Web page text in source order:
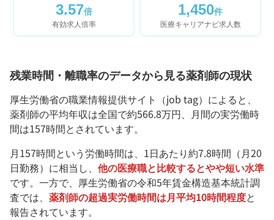
3.57倍
有効求人倍率
1,450件
医療キャリアナビ求人数
残業時間・離職率のデータから見る薬剤師の現状
厚生労働省の職業情報提供サイト（job tag）によると、
薬剤師の平均年収は全国で約566.8万円、月間の実労働時
間は157時間とされています。
月157時間という労働時間は、1日あたり約7.8時間（月20
日勤務）に相当し、 他の医療職と比較するとやや短い水準
です。一方で、厚生労働省の令和5年賃金構造基本統計調
査では、 薬剤師の超過実労働時間は月平均10時間程度と
報告されています。